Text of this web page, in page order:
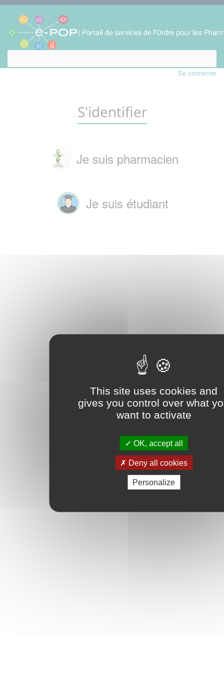
This site uses cookies and
gives you control over what
want to activate
OK, accept all
Deny all cookies
Personalize
Se connecter
S'identifier
Je suis pharmacien
Je suis étudiant